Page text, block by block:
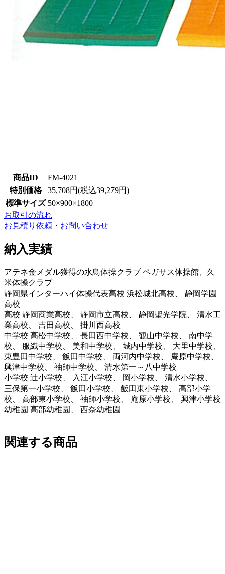
商品ID
FM-4021
特別価格
35,708円(税込39,279円)
標準サイズ 50×900×1800
お取引の流れ
お見積り依頼・お問い合わせ
納入実績
アテネ金メダル獲得の水鳥体操クラブ ペガサス体操館、久
米体操クラブ
静岡県インターハイ体操代表高校 浜松城北高校、 静岡学園
高校
高校 静岡商業高校、 静岡市立高校、 静岡聖光学院、 清水工
業高校、 吉田高校、 掛川西高校
中学校 高松中学校、 長田西中学校、 観山中学校、 南中学
校、 服織中学校、 美和中学校、 城内中学校、 大里中学校、
東豊田中学校、 飯田中学校、 両河内中学校、 庵原中学校、
興津中学校、 袖師中学校、 清水第一～八中学校
小学校 辻小学校、 入江小学校、 岡小学校、 清水小学校、
三保第一小学校、 飯田小学校、 飯田東小学校、 高部小学
校、 高部東小学校、 袖師小学校、 庵原小学校、 興津小学校
幼稚園 高部幼稚園、 西奈幼稚園
関連する商品